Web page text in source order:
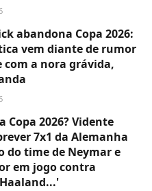
abandona Copa 2026:
vem diante de rumor
com a nora grávida,
Copa 2026? Vidente
7x1 da Alemanha
do time de Neymar e
em jogo contra